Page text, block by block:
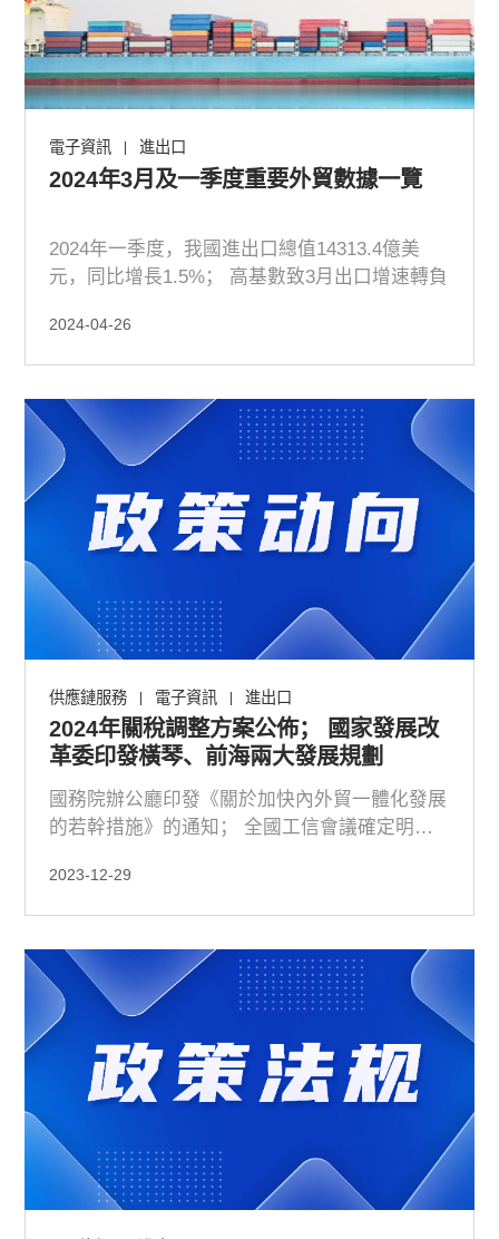
電子資訊 | 進出口
2024年3月及一季度重要外貿數據一覽
2024年一季度，我國進出口總值14313.4億美
元，同比增長1.5%； 高基數致3月出口增速轉負
2024-04-26
供應鏈服務 | 電子資訊 | 進出口
2024年關稅調整方案公佈； 國家發展改
革委印發橫琴、前海兩大發展規劃
國務院辦公廳印發《關於加快內外貿一體化發展
的若幹措施》的通知； 全國工信會議確定明年
2023-12-29